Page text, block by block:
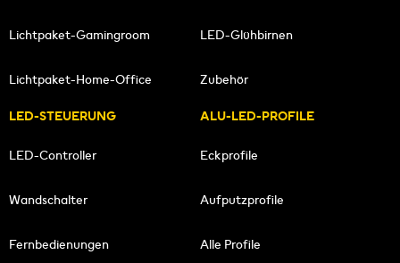
Lichtpaket-Gamingroom
Lichtpaket-Home-Office
LED-Glühbirnen
Zubehör
LED-STEUERUNG
LED-Controller
Wandschalter
Fernbedienungen
ALU-LED-PROFILE
Eckprofile
Aufputzprofile
Alle Profile